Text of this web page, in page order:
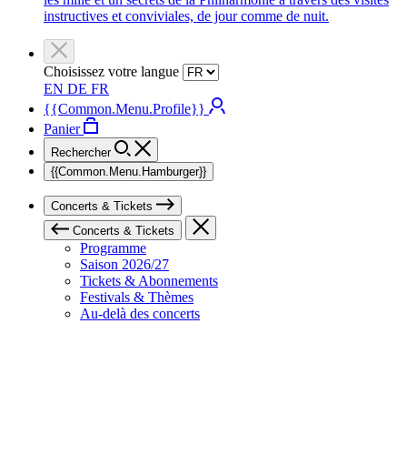
instructives et conviviales, de jour comme de nuit.
Choisissez votre langue
EN DE FR
{{Common.Menu.Profile}}
Panier
Rechercher
{{Common.Menu.Hamburger}}
Concerts & Tickets
Concerts & Tickets
Programme
Saison 2026/27
Tickets & Abonnements
Festivals & Thèmes
Au-delà des concerts